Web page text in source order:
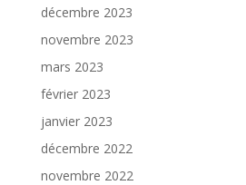
décembre 2023
novembre 2023
mars 2023
février 2023
janvier 2023
décembre 2022
novembre 2022